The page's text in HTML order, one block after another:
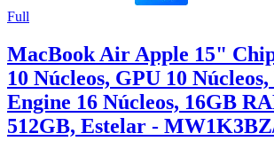
Full
MacBook Air Apple 15"
10 Núcleos, GPU 10
Engine 16 Núcleos, 16GB
512GB, Estelar -